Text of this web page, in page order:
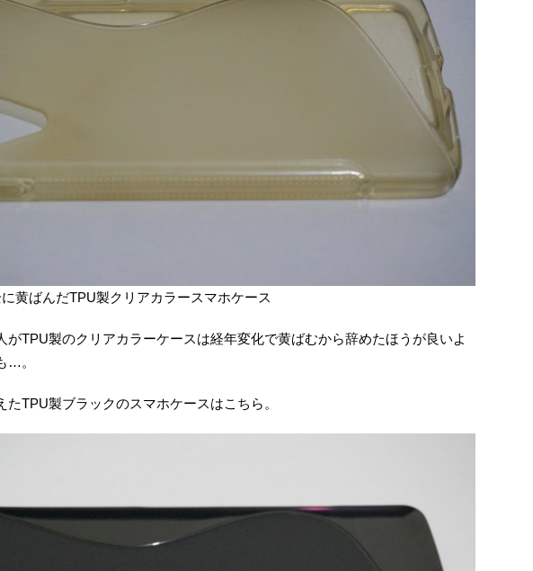
黄ばんだTPU製クリアカラースマホケース
がTPU製のクリアカラーケースは経年変化で黄ばむから辞めたほうが良いよ
…。
たTPU製ブラックのスマホケースはこちら。